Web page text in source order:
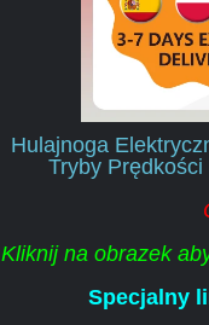
Hulajnoga
Tryby
Kliknij na obrazek
Specjalny